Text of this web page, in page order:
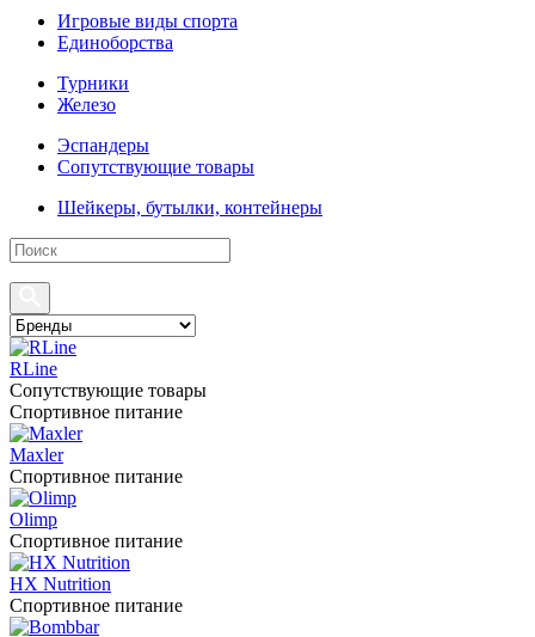
Игровые виды спорта
Единоборства
Турники
Железо
Эспандеры
Сопутствующие товары
Шейкеры, бутылки, контейнеры
RLine
Сопутствующие товары
Спортивное питание
Maxler
Спортивное питание
Olimp
Спортивное питание
HX Nutrition
Спортивное питание